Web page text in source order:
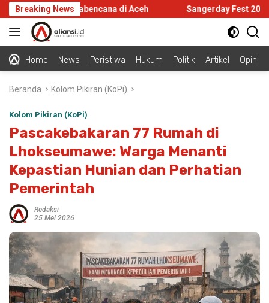
Langsung
ke
konten
Breaking News
Pascabencana di Aceh Sangerday Fest 2026
Home News Peristiwa Hukum Politik Artikel Opini
Beranda Kolom Pikiran (KoPi)
Kolom Pikiran (KoPi)
Pascakebakaran 77 Rumah di
Lhokseumawe: Warga Menanti
Kepastian Hunian dan Perhatian
Pemerintah
Redaksi
25 Mei 2026